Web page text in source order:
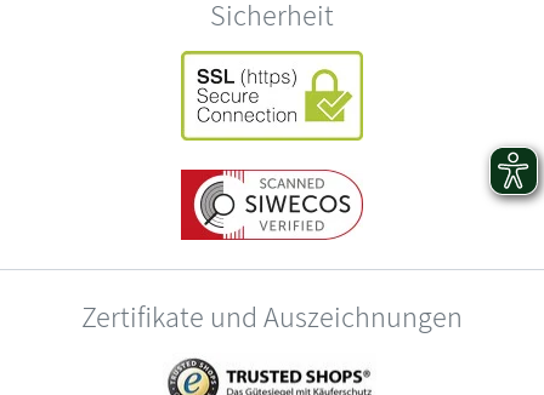
Sicherheit
Zertifikate und Auszeichnungen